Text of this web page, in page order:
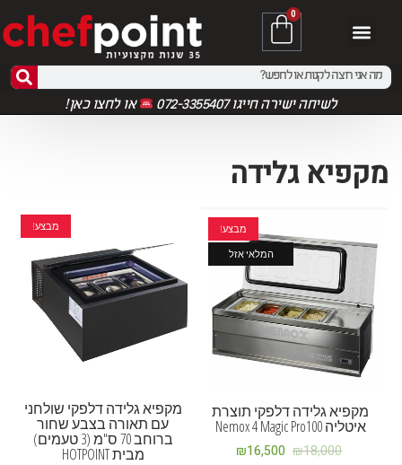
0
לשיחה ישירה חייגו 072-3355407 אולחצו כאן!
מקפיא גלידה
מבצע!
מקפיא גלידה דלפקי שולחני
עם תאורה בצבע שחור
ברוחב 70 ס"מ (3 טעמים)
מבית HOTPOINT
מבצע!
המלאי אזל
מקפיא גלידה דלפקי תוצרת
איטליה Nemox 4 Magic Pro100
₪18,000
₪16,500